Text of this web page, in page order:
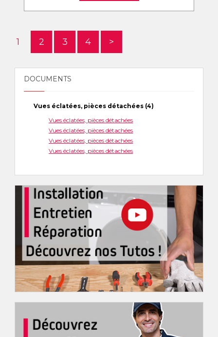
1 2 3 4 >
DOCUMENTS
Vues éclatées, pièces détachées (4)
Vues éclatées, pièces détachées
Vues éclatées, pièces détachées
Vues éclatées, pièces détachées
Vues éclatées, pièces détachées